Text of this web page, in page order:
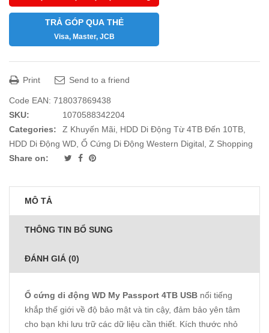
TRẢ GÓP QUA THẺ
Visa, Master, JCB
Print Send to a friend
Code EAN: 718037869438
SKU:
1070588342204
Categories:
Z Khuyến Mãi, HDD Di Động Từ 4TB Đến 10TB,
HDD Di Động WD, Ổ Cứng Di Động Western Digital, Z Shopping
Share on:
MÔ TẢ
THÔNG TIN BỔ SUNG
ĐÁNH GIÁ (0)
Ổ cứng di động WD My Passport 4TB USB nổi tiếng
khắp thế giới về độ bảo mật và tin cậy, đảm bảo yên tâm
cho bạn khi lưu trữ các dữ liệu cần thiết. Kích thước nhỏ